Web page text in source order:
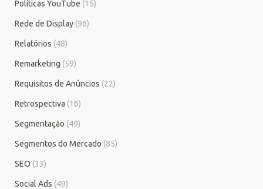
Políticas YouTube (15)
Rede de Display (96)
Relatórios (48)
Remarketing (59)
Requisitos de Anúncios (22)
Retrospectiva (16)
Segmentação (49)
Segmentos do Mercado (85)
SEO (33)
Social Ads (49)